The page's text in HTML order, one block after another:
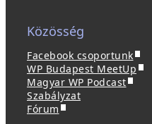
Közösség
Facebook csoportunk(
ú
j
WP Budapest MeetUp (
Magyar WP Podcast(
Szabályzat
Fórum (